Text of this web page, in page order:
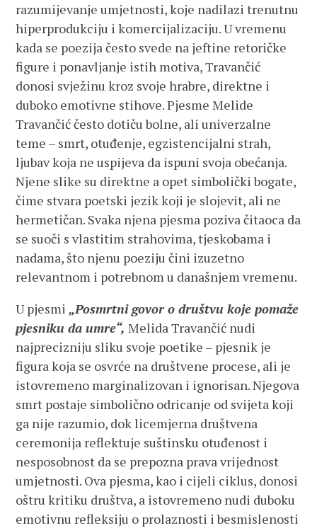
razumijevanje umjetnosti, koje nadilazi trenutnu
hiperprodukciju i komercijalizaciju. U vremenu
kada se poezija često svede na jeftine retoričke
figure i ponavljanje istih motiva, Travančić
donosi svježinu kroz svoje hrabre, direktne i
duboko emotivne stihove. Pjesme Melide
Travančić često dotiču bolne, ali univerzalne
teme – smrt, otuđenje, egzistencijalni strah,
ljubav koja ne uspijeva da ispuni svoja obećanja.
Njene slike su direktne a opet simbolički bogate,
čime stvara poetski jezik koji je slojevit, ali ne
hermetičan. Svaka njena pjesma poziva čitaoca da
se suoči s vlastitim strahovima, tjeskobama i
nadama, što njenu poeziju čini izuzetno
relevantnom i potrebnom u današnjem vremenu.
U pjesmi„Posmrtni govor o društvu koje pomaže
pjesniku da umre“, Melida Travančić nudi
najprecizniju sliku svoje poetike – pjesnik je
figura koja se osvrće na društvene procese, ali je
istovremeno marginalizovan i ignorisan. Njegova
smrt postaje simbolično odricanje od svijeta koji
ga nije razumio, dok licemjerna društvena
ceremonija reflektuje suštinsku otuđenost i
nesposobnost da se prepozna prava vrijednost
umjetnosti. Ova pjesma, kao i cijeli ciklus, donosi
oštru kritiku društva, a istovremeno nudi duboku
emotivnu refleksiju o prolaznosti i besmislenosti